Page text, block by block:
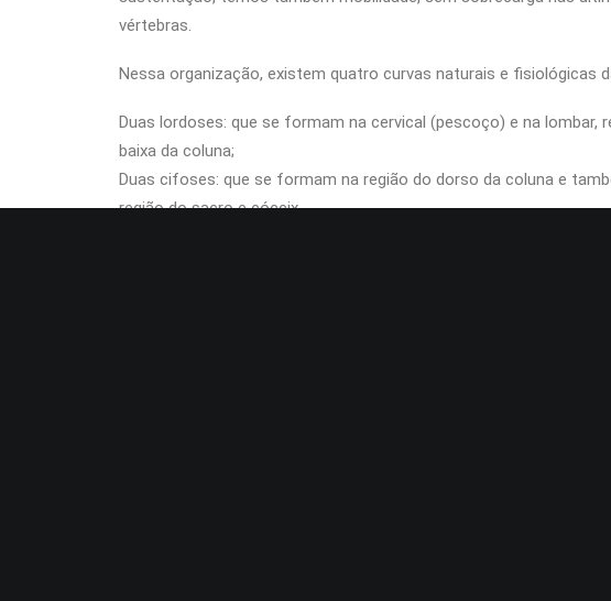
vértebras.
Nessa organização, existem quatro curvas naturais e fisiológicas
Duas lordoses: que se formam na cervical (pescoço) e na lombar,
baixa da coluna;
Duas cifoses: que se formam na região do dorso da coluna e
região do sacro e cóccix.